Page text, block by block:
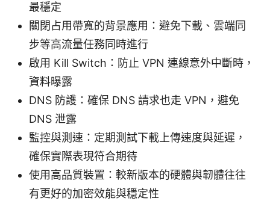
最穩定
關閉占用帶寬的背景應用：避免下載、雲端同
步等高流量任務同時進行
啟用 Kill Switch：防止 VPN 連線意外中斷時，
資料曝露
DNS 防護：確保 DNS 請求也走 VPN，避免
DNS 泄露
監控與測速：定期測試下載上傳速度與延遲，
確保實際表現符合期待
使用高品質裝置：較新版本的硬體與韌體往往
有更好的加密效能與穩定性